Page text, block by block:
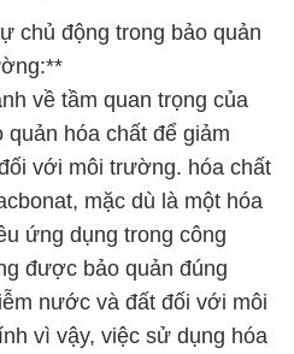
chủ động trong bảo quản
về tầm quan trọng của
hóa chất để giảm
với môi trường. hóa chất
mặc dù là một hóa
ứng dụng trong công
được bảo quản đúng
nước và đất đối với môi
vì vậy, việc sử dụng hóa